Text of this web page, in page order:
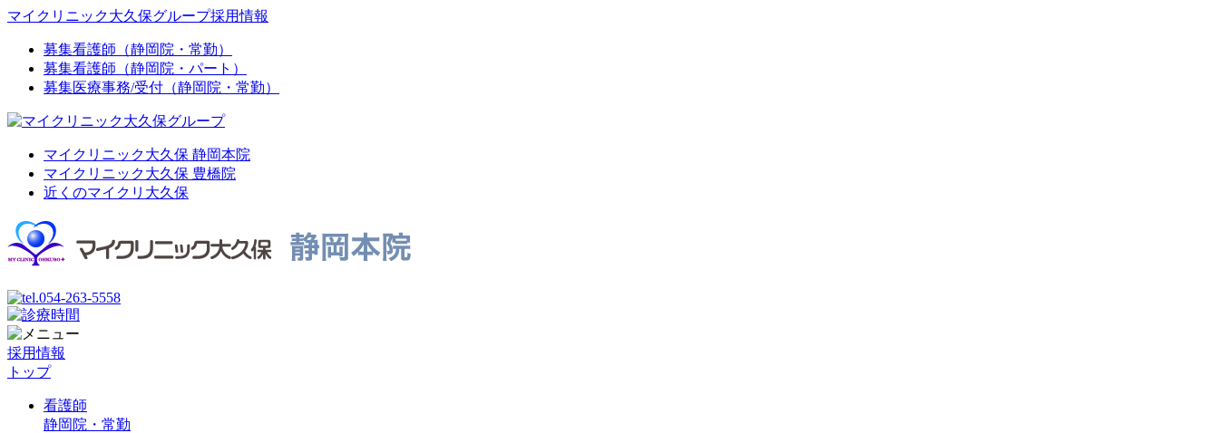
マイクリニック大久保グループ採用情報
募集看護師（静岡院・常勤）
募集看護師（静岡院・パート）
募集医療事務/受付（静岡院・常勤）
マイクリニック大久保 静岡本院
マイクリニック大久保 豊橋院
近くのマイクリ大久保
採用情報
トップ
看護師
静岡院・常勤